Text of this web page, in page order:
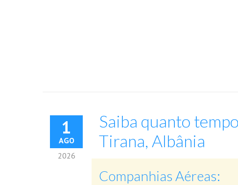
1
AGO
2026
Saiba quanto
Tirana, Albânia
Companhias Aéreas: